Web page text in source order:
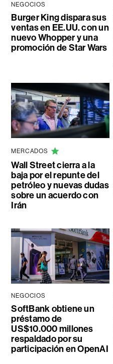
NEGOCIOS
Burger King dispara sus
ventas en EE.UU. con un
nuevo Whopper y una
promoción de Star Wars
MERCADOS
Wall Street cierra a la
baja por el repunte del
petróleo y nuevas dudas
sobre un acuerdo con
Irán
NEGOCIOS
SoftBank obtiene un
préstamo de
US$10.000 millones
respaldado por su
participación en OpenAI